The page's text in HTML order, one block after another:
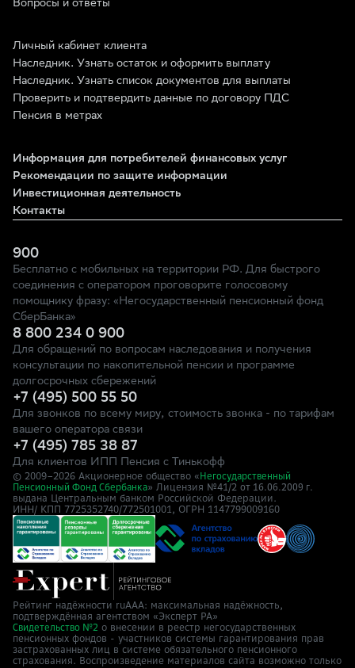
Вопросы и ответы
Личный кабинет клиента
Наследник. Узнать остаток и оформить выплату
Наследник. Узнать список документов для выплаты
Проверить и подтвердить данные по договору ПДС
Пенсия в метрах
Информация для потребителей финансовых услуг
Рекомендации по защите информации
Инвестиционная деятельность
Контакты
900
Бесплатно с мобильных на территории РФ. Для быстрого
соединения с оператором проговорите голосовому
помощнику фразу: «Негосударственный пенсионный фонд
СберБанка»
8 800 234 0 900
Для обращений по вопросам наследования и получения
консультации по накопительной пенсии и программе
долгосрочных сбережений
+7 (495) 500 55 50
Для звонков по всему миру, стоимость звонка - по тарифам
вашего оператора связи
+7 (495) 785 38 87
Для клиентов ИПП Пенсия с Тинькофф
© 2009–2026 Акционерное общество « Негосударственный
Пенсионный Фонд Сбербанка» Лицензия №41/2 от 16.06.2009 г.
выдана Центральным банком Российской Федерации.
ИНН/ КПП 7725352740/772501001, ОГРН 1147799009160
Рейтинг надёжности ruAAA: максимальная надёжность,
подтверждённая агентством «Эксперт РА»
Свидетельство №2 о внесении в реестр негосударственных
пенсионных фондов - участников системы гарантирования прав
застрахованных лиц в системе обязательного пенсионного
страхования. Воспроизведение материалов сайта возможно только